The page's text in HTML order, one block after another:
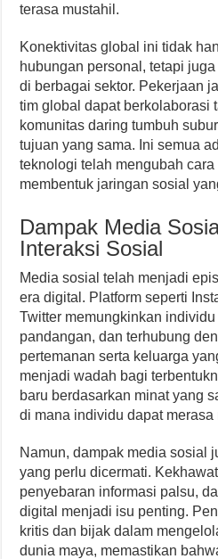
terasa mustahil.
Konektivitas global ini tidak
hubungan personal, tetapi
di berbagai sektor. Pekerjaan
tim global dapat berkolaborasi
komunitas daring tumbuh
tujuan yang sama. Ini semua
teknologi telah mengubah
membentuk jaringan sosial
Dampak Media
Interaksi Sosial
Media sosial telah menjadi
era digital. Platform seperti
Twitter memungkinkan
pandangan, dan terhubung
pertemanan serta keluarga
menjadi wadah bagi
baru berdasarkan minat yang
di mana individu dapat
Namun, dampak media sosial
yang perlu dicermati.
penyebaran informasi palsu,
digital menjadi isu penting.
kritis dan bijak dalam
dunia maya, memastikan